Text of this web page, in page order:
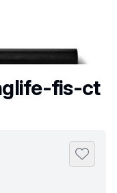
fis-ct